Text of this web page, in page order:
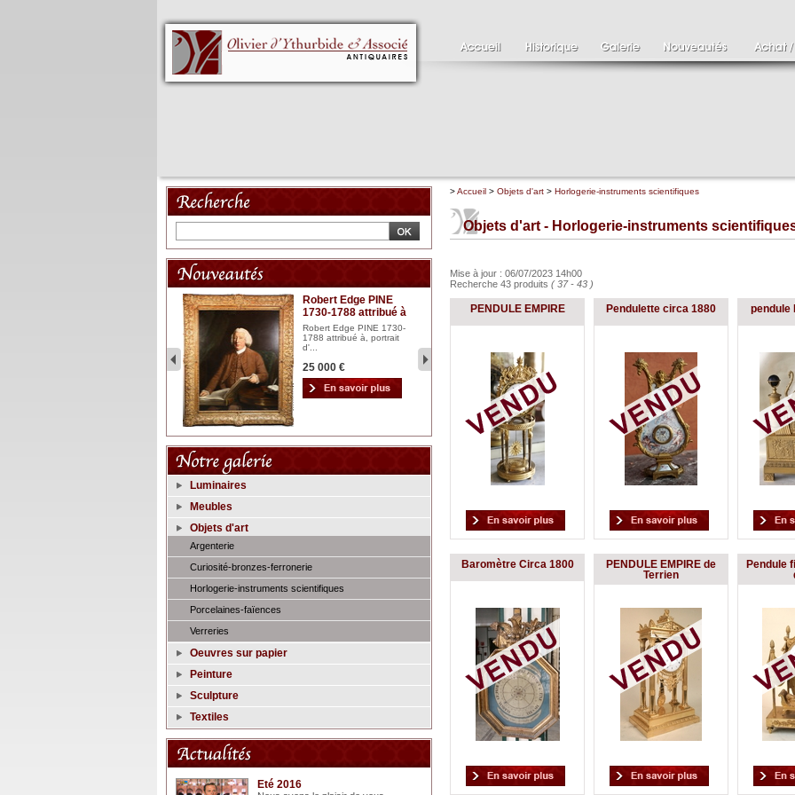
Robert Edge PINE
1730-1788 attribué à
Robert Edge PINE 1730-
1788 attribué à, portrait
d'...
25 000 €
Clément SERVEAU
1886-1972
Clément SERVEAU 1886-
1
Luminaires
Meubles
Objets d'art
Argenterie
Curiosité-bronzes-ferronerie
Horlogerie-instruments scientifiques
Porcelaines-faïences
Verreries
Oeuvres sur papier
Peinture
Sculpture
Textiles
Eté 2016
>Accueil > Objets d'art > Horlogerie-instruments scientifiques
Objets d'art - Horlogerie-instruments
Mise à jour : 06/07/2023 14h00
Recherche 43 produits ( 37 - 43 )
PENDULE EMPIRE Pendulette circa 1880 pendule
Baromètre Circa 1800
PENDULE EMPIRE de
Terrien
Pendule